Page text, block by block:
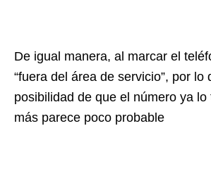
De igual manera, al marcar el
“fuera del área de servicio”, por lo
posibilidad de que el número ya lo
más parece poco probable